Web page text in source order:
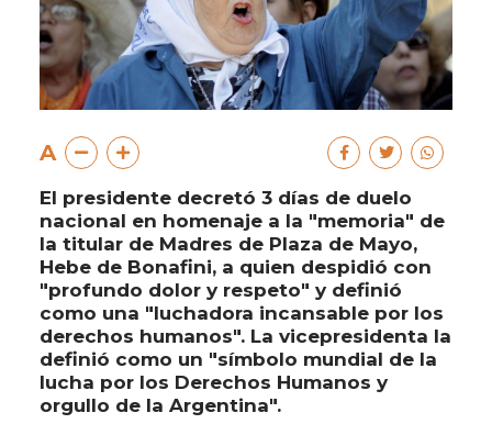
A
El presidente decretó 3 días de duelo
nacional en homenaje a la "memoria" de
la titular de Madres de Plaza de Mayo,
Hebe de Bonafini, a quien despidió con
"profundo dolor y respeto" y definió
como una "luchadora incansable por los
derechos humanos". La vicepresidenta la
definió como un "símbolo mundial de la
lucha por los Derechos Humanos y
orgullo de la Argentina".